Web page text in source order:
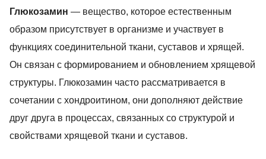
Глюкозамин — вещество, которое естественным
образом присутствует в организме и участвует в
функциях соединительной ткани, суставов и хрящей.
Он связан с формированием и обновлением хрящевой
структуры. Глюкозамин часто рассматривается в
сочетании с хондроитином, они дополняют действие
друг друга в процессах, связанных со структурой и
свойствами хрящевой ткани и суставов.